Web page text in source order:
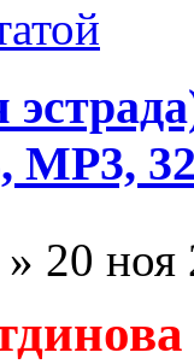
MP3,
» 20 ноя